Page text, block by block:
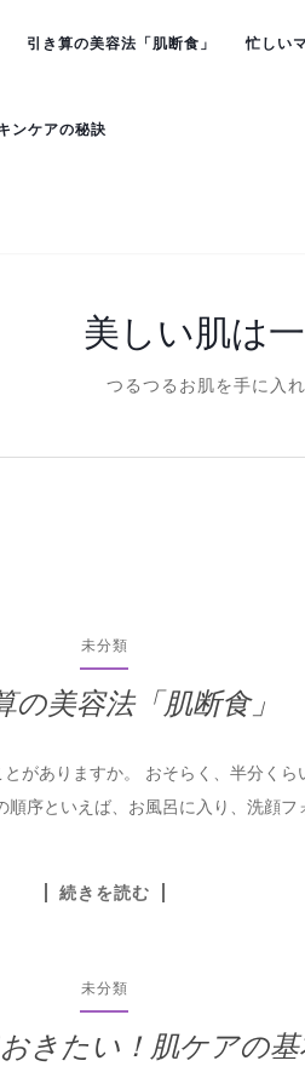
引き算の美容法「肌断食」 忙しい
ンケアの秘訣
美しい肌は
つるつるお肌を手に入
未分類
の美容法「肌断食」
がありますか。 おそらく、半分く
序といえば、お風呂に入り、洗顔フ
続きを読む
未分類
きたい！肌ケアの